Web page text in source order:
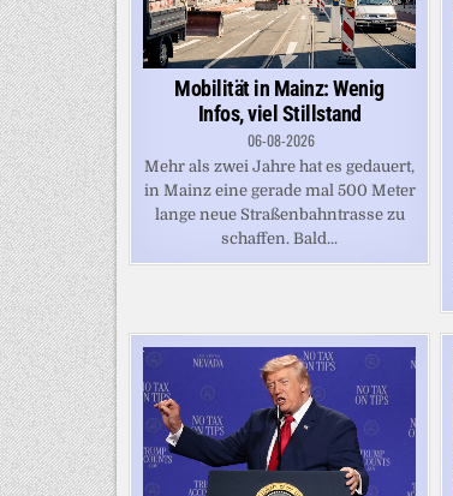
Mobilität in Mainz: Wenig
Infos, viel Stillstand
06-08-2026
Mehr als zwei Jahre hat es gedauert,
in Mainz eine gerade mal 500 Meter
lange neue Straßenbahntrasse zu
schaffen. Bald...